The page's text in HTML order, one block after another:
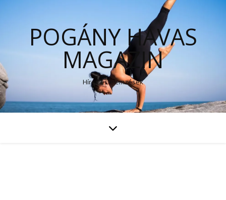
POGÁNY HAVAS
MAGAZIN
Hírek és elemzések